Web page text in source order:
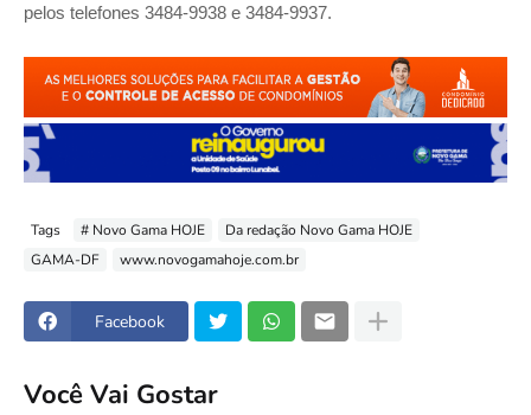
pelos telefones 3484-9938 e 3484-9937.
Tags # Novo Gama HOJE
Da redação Novo Gama HOJE
GAMA-DF
www.novogamahoje.com.br
Facebook
Você Vai Gostar